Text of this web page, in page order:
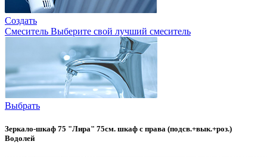
Создать
Смеситель Выберите свой лучший смеситель
Выбрать
Зеркало-шкаф 75 "Лира" 75см. шкаф с права (подсв.+вык.+роз.)
Водолей